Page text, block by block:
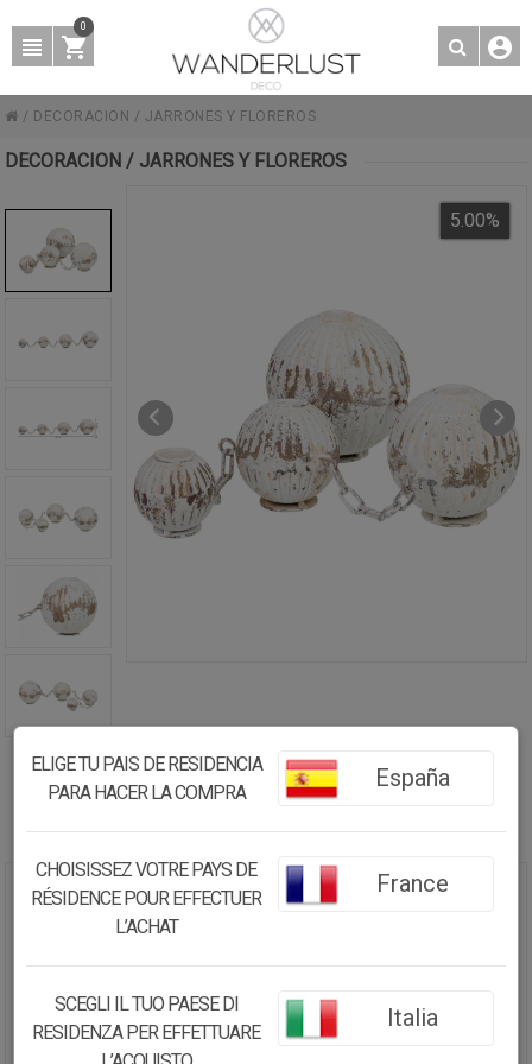
0
/ DECORACION / JARRONES Y FLOREROS
DECORACION / JARRONES Y FLOREROS
SET DE 4 JARRONES DE METAL
BLANCOS 55X12X13 CM
46.34€
5.00%
44.03€
ELIGE TU PAIS DE RESIDENCIA
PARA HACER LA COMPRA
España
CHOISISSEZ VOTRE PAYS DE
RÉSIDENCE POUR EFFECTUER
L’ACHAT
France
SCEGLI IL TUO PAESE DI
RESIDENZA PER EFFETTUARE
Italia